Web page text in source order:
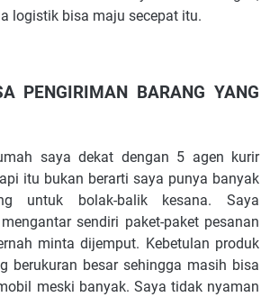
logistik bisa maju secepat itu.
PENGIRIMAN BARANG YANG
saya dekat dengan 5 agen kurir
itu bukan berarti saya punya banyak
untuk bolak-balik kesana. Saya
sendiri paket-paket pesanan
minta dijemput. Kebetulan produk
berukuran besar sehingga masih bisa
meski banyak. Saya tidak nyaman